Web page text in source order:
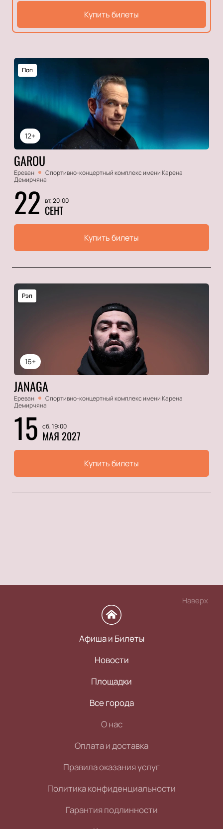
Купить билеты
12+
Поп
GAROU
Ереван
Спортивно-концертный комплекс имени Карена
Демирчяна
22 вт, 20:00
СЕНТ
Купить билеты
16+
Рэп
JANAGA
Ереван
Спортивно-концертный комплекс имени Карена
Демирчяна
15 сб, 19:00
МАЯ 2027
Купить билеты
Наверх
Афиша и Билеты
Новости
Площадки
Все города
О нас
Оплата и доставка
Правила оказания услуг
Политика конфиденциальности
Гарантия подлинности